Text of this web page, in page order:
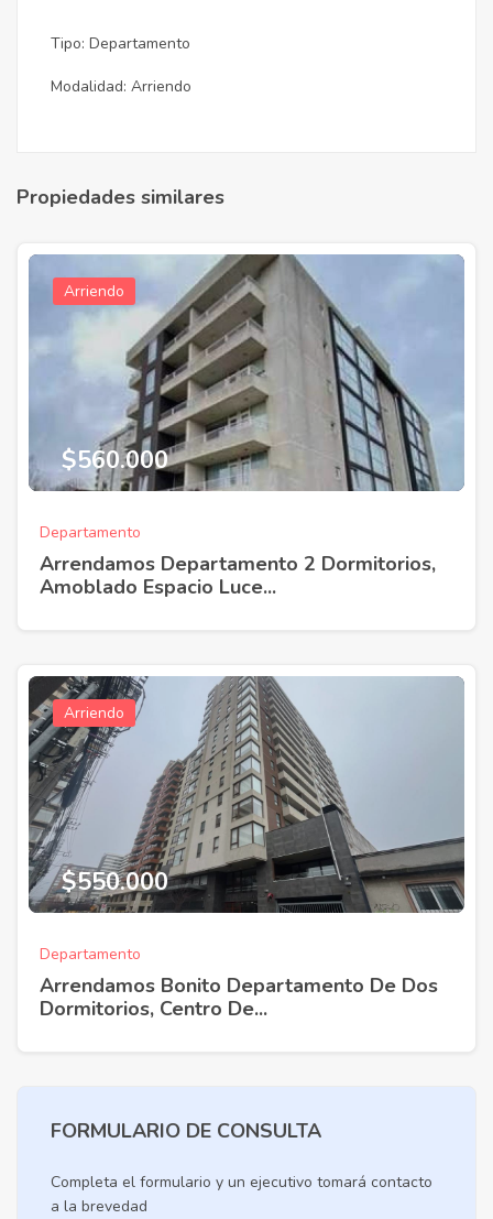
Tipo: Departamento
Modalidad: Arriendo
Propiedades similares
Arriendo
$560.000
Departamento
Arrendamos Departamento 2 Dormitorios,
Amoblado Espacio Luce...
Arriendo
$550.000
Departamento
Arrendamos Bonito Departamento De Dos
Dormitorios, Centro De...
FORMULARIO DE CONSULTA
Completa el formulario y un ejecutivo tomará contacto
a la brevedad